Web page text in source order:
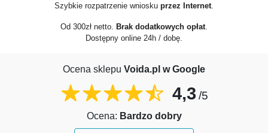
Szybkie rozpatrzenie wniosku przez Internet
Od 300zł netto. Brak dodatkowych opłat
Dostępny online 24h / dobę.
Ocena sklepu Voida.pl w Google
4,3 /5
Ocena: Bardzo dobry